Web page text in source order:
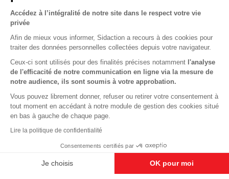
Accédez à l’intégralité de notre site dans le respect votre vie
privée
Afin de mieux vous informer, Sidaction a recours à des cookies pour
traiter des données personnelles collectées depuis votre navigateur.
Ceux-ci sont utilisés pour des finalités précises notamment l'analyse
de l'efficacité de notre communication en ligne via la mesure de
notre audience, ils sont soumis à votre approbation.
Vous pouvez librement donner, refuser ou retirer votre consentement à
tout moment en accédant à notre module de gestion des cookies situé
en bas à gauche de chaque page.
Lire la politique de confidentialité
Consentements certifiés par
Je choisis OK pour moi
MENTIONS LÉGALES
CONDITIONS D’UTILISATION ET PROTECTION DES DONNÉES
COOKIES
This site uses cookies and gives you control over what you want to
En savoir plus